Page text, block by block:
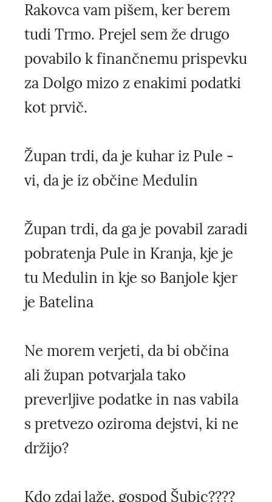
Rakovca vam pišem, ker berem
tudi Trmo. Prejel sem že drugo
povabilo k finančnemu prispevku
za Dolgo mizo z enakimi podatki
kot prvič.
Župan trdi, da je kuhar iz Pule -
vi, da je iz občine Medulin
Župan trdi, da ga je povabil zaradi
pobratenja Pule in Kranja, kje je
tu Medulin in kje so Banjole kjer
je Batelina
Ne morem verjeti, da bi občina
ali župan potvarjala tako
preverljive podatke in nas vabila
s pretvezo oziroma dejstvi, ki ne
držijo?
Kdo zdaj laže, gospod Šubic????